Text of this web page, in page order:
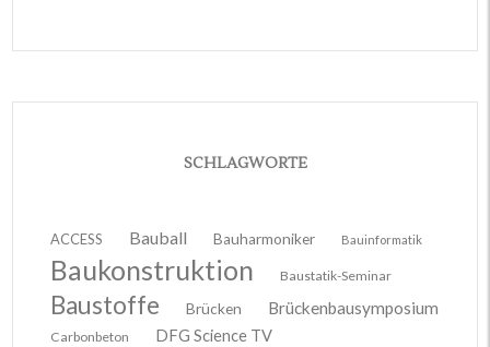
SCHLAGWORTE
ACCESS Bauball Bauharmoniker Bauinformatik
Baukonstruktion Baustatik-Seminar
Baustoffe Brücken Brückenbausymposium
Carbonbeton DFG Science TV